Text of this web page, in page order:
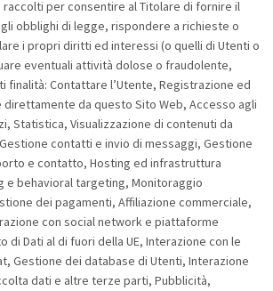
raccolti per consentire al Titolare di fornire il
obblighi di legge, rispondere a richieste o
i propri diritti ed interessi (o quelli di Utenti o
eventuali attività dolose o fraudolente,
finalità: Contattare l’Utente, Registrazione ed
da questo Sito Web, Accesso agli
Statistica, Visualizzazione di contenuti da
contatti e invio di messaggi, Gestione
e contatto, Hosting ed infrastruttura
e behavioral targeting, Monitoraggio
dei pagamenti, Affiliazione commerciale,
con social network e piattaforme
di Dati al di fuori della UE, Interazione con le
Gestione dei database di Utenti, Interazione
dati e altre terze parti, Pubblicità,